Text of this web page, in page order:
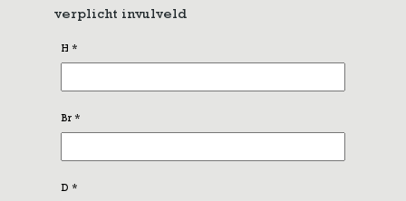
verplicht invulveld
H *
Br *
D *